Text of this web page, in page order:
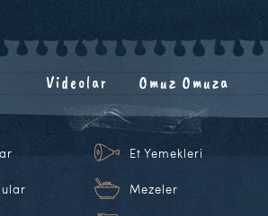
Videolar Omuz Omuza
Et Yemekleri
Mezeler